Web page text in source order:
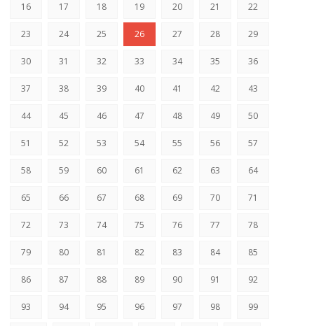
16 17 18 19 20 21 22
23 24 25 26 27 28 29
30 31 32 33 34 35 36
37 38 39 40 41 42 43
44 45 46 47 48 49 50
51 52 53 54 55 56 57
58 59 60 61 62 63 64
65 66 67 68 69 70 71
72 73 74 75 76 77 78
79 80 81 82 83 84 85
86 87 88 89 90 91 92
93 94 95 96 97 98 99